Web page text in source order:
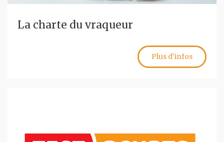
La charte du vraqueur
Plus d'infos